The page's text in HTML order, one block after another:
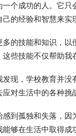
个成功的人。它
的经验和智慧来实
的技能和知识，
些技能不仅帮助我
现，学校教育并
对生活中的各种挑
到孤独和失落，
够在生活中取得成